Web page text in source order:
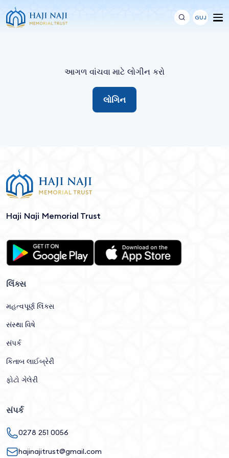
GUJ
આગળ વાંચવા માટે લોગીન કરો
લોગિન
Haji Naji Memorial Trust
લિંક્સ
મહત્વપૂર્ણ લિંક્સ
સંસ્થા વિષે
સંપર્ક
કિતાબ લાઈબ્રેરી
ફોટો ગેલેરી
સંપર્ક
0278 251 0056
hajinajitrust@gmail.com